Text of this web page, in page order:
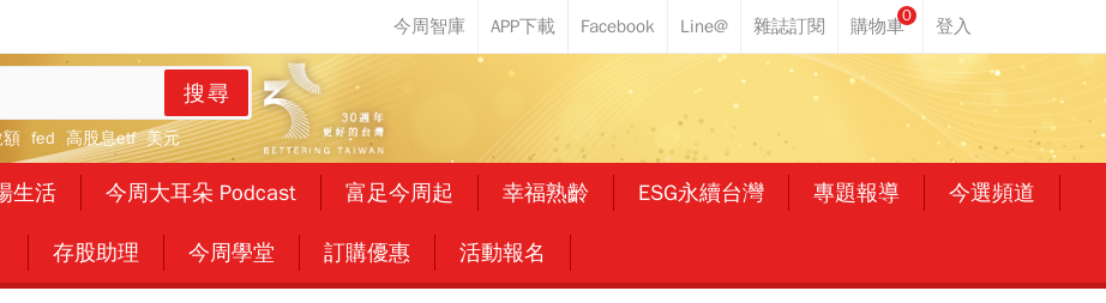
0
搜尋
額 fed 高股息etf 美元
生活 今周大耳朵 Podcast 富足今周起 幸福熟齡 ESG永續台灣 專題報導 今選頻道
存股助理 今周學堂 訂購優惠 活動報名